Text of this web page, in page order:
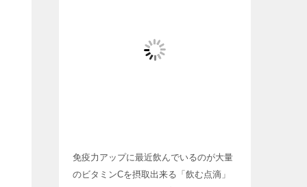
免疫力アップに最近飲んでいるのが大量
のビタミンCを摂取出来る「飲む点滴」